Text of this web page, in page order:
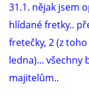
31.1. nějak jsem
hlídané fretky..
fretečky, 2 (z
ledna)... všechny
majitelům..